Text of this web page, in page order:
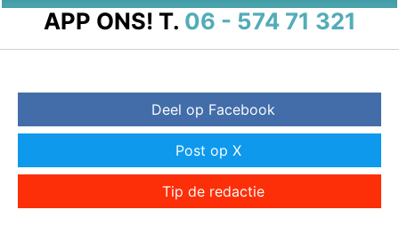
APP ONS! T. 06 - 574 71 321
Deel op Facebook
Post op X
Tip de redactie